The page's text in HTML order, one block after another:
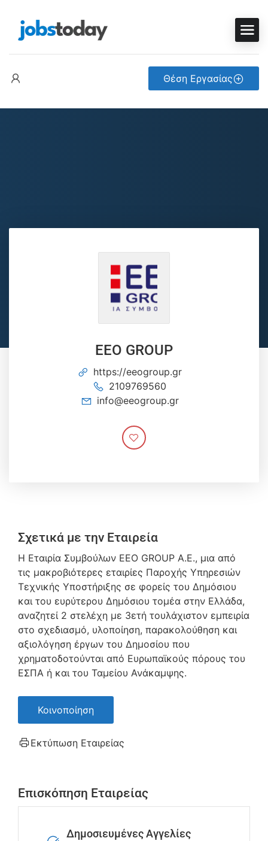
Θέση Εργασίας
EEO GROUP
https://eeogroup.gr
2109769560
info@eeogroup.gr
Σχετικά με την Εταιρεία
H Εταιρία Συμβούλων ΕΕΟ GROUP Α.Ε., μια από
τις μακροβιότερες εταιρίες Παροχής Υπηρεσιών
Τεχνικής Υποστήριξης σε φορείς του Δημόσιου
και του ευρύτερου Δημόσιου τομέα στην Ελλάδα,
αναζητεί 2 στελέχη με 3ετή τουλάχιστον εμπειρία
στο σχεδιασμό, υλοποίηση, παρακολούθηση και
αξιολόγηση έργων του Δημοσίου που
χρηματοδοτούνται από Ευρωπαϊκούς πόρους του
ΕΣΠΑ ή και του Ταμείου Ανάκαμψης.
Κοινοποίηση
Εκτύπωση Εταιρείας
Επισκόπηση Εταιρείας
Δημοσιευμένες Αγγελίες